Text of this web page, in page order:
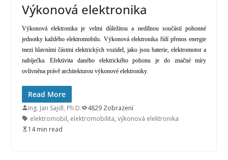
Výkonová elektronika
Výkonová elektronika je velmi důležitou a nedílnou součástí pohonné
jednotky každého elektromobilu. Výkonová elektronika řídí přenos energie
mezi hlavními částmi elektrických vozidel, jako jsou baterie, elektromotor a
nabíječka. Efektivita daného elektrického pohonu je do značné míry
ovlivněna právě architekturou výkonové elektroniky.
Read More
Ing. Jan Sajdl, Ph.D.
4829 Zobrazení
elektromobil, elektromobilita, výkonová elektronika
14 min read